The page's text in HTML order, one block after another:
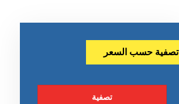
تصفية حسب السعر
تصفية